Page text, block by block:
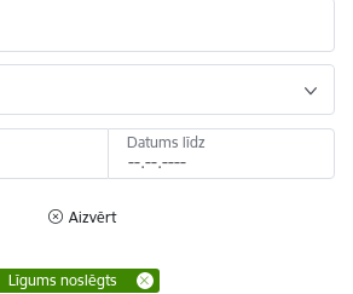
Datums līdz
Aizvērt
Līgums noslēgts